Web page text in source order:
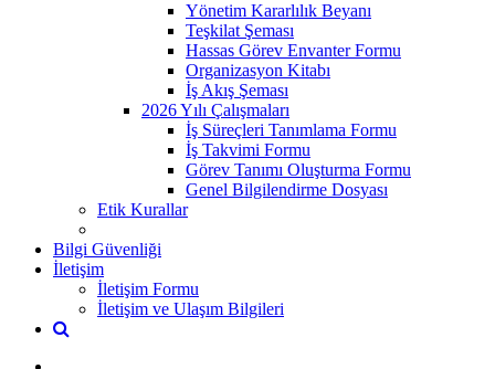
Yönetim Kararlılık Beyanı
Teşkilat Şeması
Hassas Görev Envanter Formu
Organizasyon Kitabı
İş Akış Şeması
2026 Yılı Çalışmaları
İş Süreçleri Tanımlama Formu
İş Takvimi Formu
Görev Tanımı Oluşturma Formu
Genel Bilgilendirme Dosyası
Etik Kurallar
Bilgi Güvenliği
İletişim
İletişim Formu
İletişim ve Ulaşım Bilgileri